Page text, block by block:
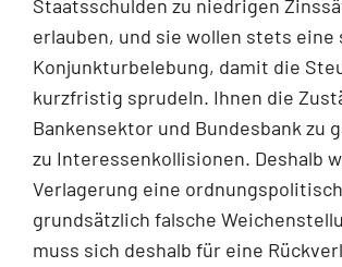
Staatsschulden zu niedrigen
erlauben, und sie wollen stets eine
Konjunkturbelebung, damit die
kurzfristig sprudeln. Ihnen die
Bankensektor und Bundesbank zu
zu Interessenkollisionen. Deshalb
Verlagerung eine ordnungspolitisch
grundsätzlich falsche
muss sich deshalb für eine